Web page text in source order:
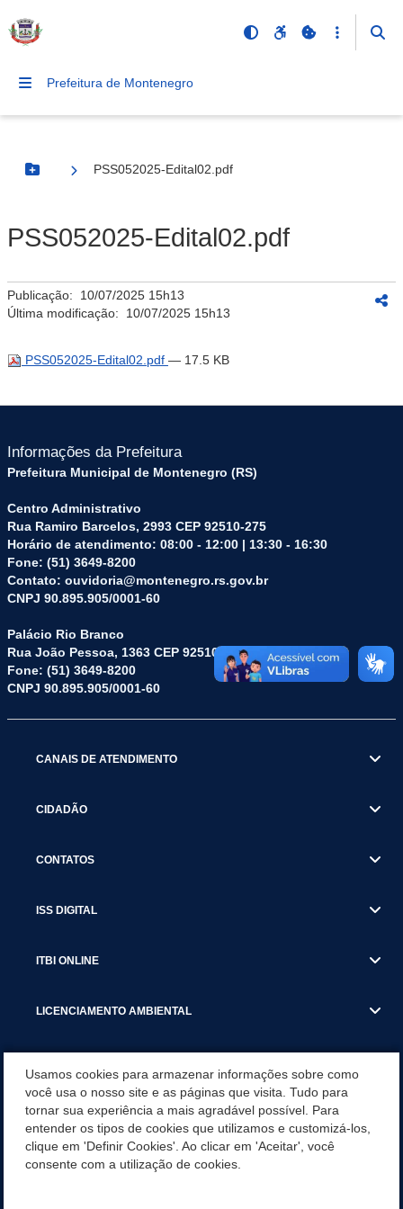
Prefeitura de Montenegro
Botão Menu
PSS052025-Edital02.pdf
PSS052025-Edital02.pdf
Publicação: 10/07/2025 15h13
Última modificação: 10/07/2025 15h13
PSS052025-Edital02.pdf — 17.5 KB
Informações da Prefeitura
Prefeitura Municipal de Montenegro (RS)
Centro Administrativo
Rua Ramiro Barcelos, 2993 CEP 92510-275
Horário de atendimento: 08:00 - 12:00 | 13:30 - 16:30
Fone: (51) 3649-8200
Contato: ouvidoria@montenegro.rs.gov.br
CNPJ 90.895.905/0001-60
Palácio Rio Branco
Rua João Pessoa, 1363 CEP 92510-045
Fone: (51) 3649-8200
CNPJ 90.895.905/0001-60
CANAIS DE ATENDIMENTO
CIDADÃO
CONTATOS
ISS DIGITAL
ITBI ONLINE
LICENCIAMENTO AMBIENTAL
SERVIÇOS
SERVIÇOS DO DEPARTAMENTO DE RECEITA MUNICIPAL
Usamos cookies para armazenar informações sobre como
você usa o nosso site e as páginas que visita. Tudo para
tornar sua experiência a mais agradável possível. Para
entender os tipos de cookies que utilizamos e customizá-los,
clique em 'Definir Cookies'. Ao clicar em 'Aceitar', você
consente com a utilização de cookies.